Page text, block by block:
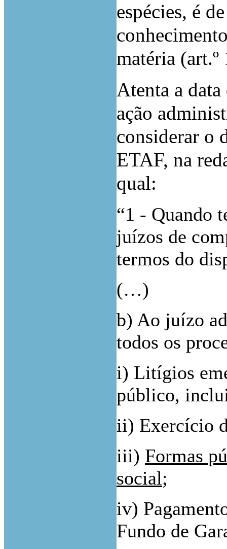
espécies, é
matéria
Atenta a
ação
considerar o
ETAF, na
qual:
“1 - Quando
juízos de
termos do
(…)
b) Ao juízo
todos os
i) Litígios
público,
ii) Exercício
iii) Formas
social;
iv)
Fundo de